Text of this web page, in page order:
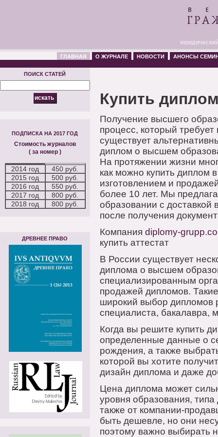
ГЛАВНАЯ О ЖУРНАЛЕ НОВОСТИ АНОНСЫ
ПОИСК СТАТЕЙ
ПОДПИСКА НА 2017 ГОД
Стоимость журналов
( за номер )
2014 год
450 руб.
2015 год
500 руб.
2016 год
550 руб.
2017 год
800 руб.
2018 год
800 руб.
ДРЕВНЕЕ ПРАВО
Купить
Получение высшего
процесс, который
существует
диплом о высшем
На протяжении жизни
как можно купить диплом
изготовлением и
более 10 лет. Мы
образовании с доставкой
после получения
Компания diplomy-
купить аттестат
В России существует
диплома о высшем
специализированным
продажей дипломов.
широкий выбор дипломов
специалиста, бакалавра,
Когда вы решите купить
определенные данные о
рождения, а также
которой вы хотите
дизайн диплома и даже
Цена диплома может
уровня образования,
также от компании-
быть дешевле, но они
поэтому важно выбирать